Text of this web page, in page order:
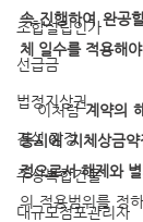
조합설립인가
선급금
법정지상권
건설 감정
주상복합건물
대규모점포관리자
속 진행하여 완공
체 일수를 적용해
   이처럼
계약의
동시에 지체상금
정으로서 해제와
의 적용범위를 정